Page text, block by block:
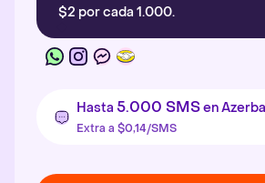
$2 por cada 1.000.
Hasta 5.000 SMSen
Extra a $0,14/SMS